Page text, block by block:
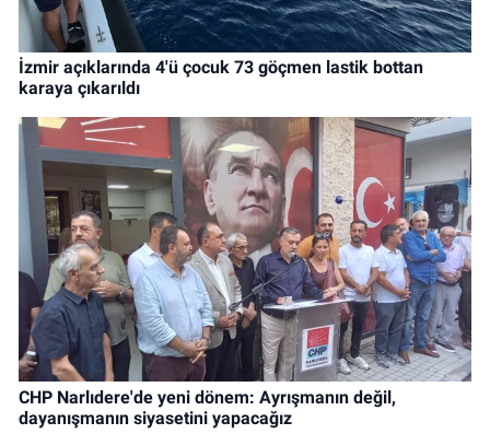
İzmir açıklarında 4'ü çocuk 73 göçmen lastik bottan
karaya çıkarıldı
CHP Narlıdere'de yeni dönem: Ayrışmanın değil,
dayanışmanın siyasetini yapacağız